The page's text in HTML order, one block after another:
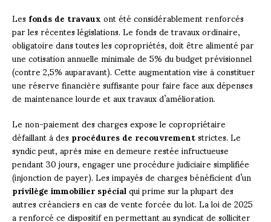
Lesfonds de travauxont été considérablement renforcés
par les récentes législations. Le fonds de travaux ordinaire,
obligatoire dans toutes les copropriétés, doit être alimenté par
une cotisation annuelle minimale de 5% du budget prévisionnel
(contre 2,5% auparavant). Cette augmentation vise à constituer
une réserve financière suffisante pour faire face aux dépenses
de maintenance lourde et aux travaux d’amélioration.
Le non-paiement des charges expose le copropriétaire
défaillant à desprocédures de recouvrementstrictes. Le
syndic peut, après mise en demeure restée infructueuse
pendant 30 jours, engager une procédure judiciaire simplifiée
(injonction de payer). Les impayés de charges bénéficient d’un
privilège immobilier spécialqui prime sur la plupart des
autres créanciers en cas de vente forcée du lot. La loi de 2025
a renforcé ce dispositif en permettant au syndicat de solliciter